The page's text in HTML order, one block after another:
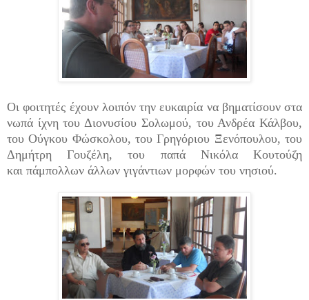
Οι φοιτητές έχουν λοιπόν την ευκαιρία να βηματίσουν στα
νωπά ίχνη του Διονυσίου Σολωμού, του Ανδρέα Κάλβου,
του Ούγκου Φώσκολου, του Γρηγόριου Ξενόπουλου, του
Δημήτρη Γουζέλη, του παπά Νικόλα Κουτούζη
και πάμπολλων άλλων γιγάντιων μορφών του νησιού.